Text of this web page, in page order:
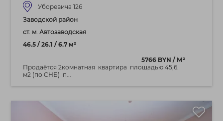
Уборевича 126
Заводской район
ст. м. Автозаводская
46.5 / 26.1 / 6.7 м²
5766 BYN / М²
Продаётся 2комнатная квартира площадью 45,6.
м2 (по СНБ) п...